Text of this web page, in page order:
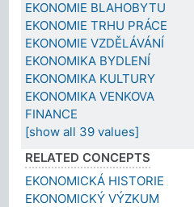
EKONOMIE BLAHOBYTU
EKONOMIE TRHU PRÁCE
EKONOMIE VZDĚLÁVÁNÍ
EKONOMIKA BYDLENÍ
EKONOMIKA KULTURY
EKONOMIKA VENKOVA
FINANCE
[show all 39 values]
RELATED CONCEPTS
EKONOMICKÁ HISTORIE
EKONOMICKÝ VÝZKUM